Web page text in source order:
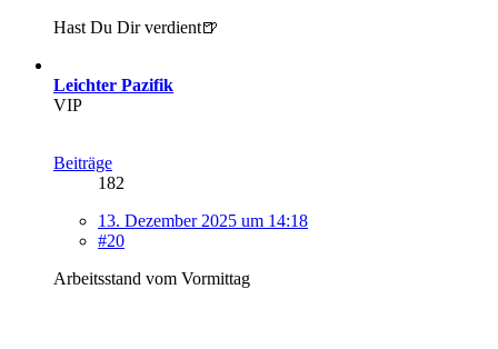
Hast Du Dir verdient🍺
Leichter Pazifik
VIP
Beiträge
182
13. Dezember 2025 um 14:18
#20
Arbeitsstand vom Vormittag